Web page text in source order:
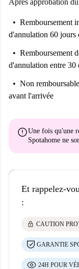
Après approbation
Remboursement
d'annulation 60 jours
Remboursement
d'annulation entre 30
Non remboursable
avant l'arrivée
errorUne fois qu'une
Spotahome ne
Et rappelez-
:
lock CAUTION
GARANTIE
24H POUR